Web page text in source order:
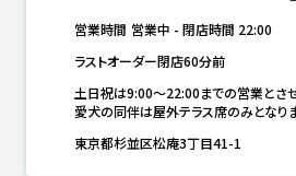
営業時間 営業中 - 閉店時間 22:00
ラストオーダー閉店60分前
土日祝は9:00～22:00までの営業とさせ
愛犬の同伴は屋外テラス席のみとなりま
東京都杉並区松庵3丁目41-1